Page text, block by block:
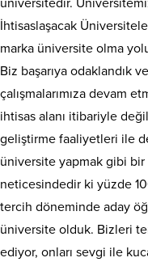
üniversitedir.
İhtisaslaşacak
marka üniversite olma
Biz başarıya odaklandık
çalışmalarımıza devam
ihtisas alanı itibariyle
geliştirme faaliyetleri ile
üniversite yapmak gibi bir
neticesindedir ki yüzde
tercih döneminde aday
üniversite olduk. Bizleri
ediyor, onları sevgi ile